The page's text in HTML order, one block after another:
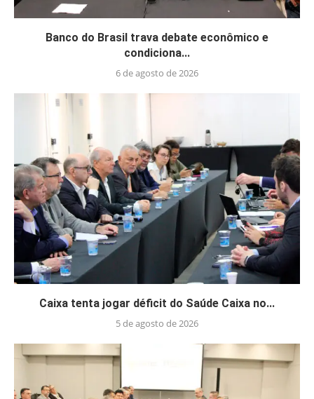
Banco do Brasil trava debate econômico e
condiciona...
6 de agosto de 2026
Caixa tenta jogar déficit do Saúde Caixa no...
5 de agosto de 2026